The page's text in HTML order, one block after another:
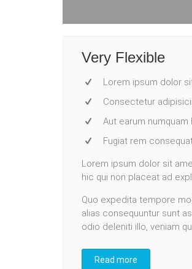
Very Flexible
Lorem ipsum dolor
Consectetur
Aut earum
Fugiat rem
Lorem ipsum dolor sit
hic qui non placeat ad
Quo expedita tempore
alias consequuntur sunt
odio deleniti illo, veniam
Read more